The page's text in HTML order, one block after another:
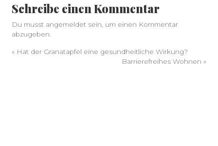
Schreibe einen Kommentar
Du musst angemeldet sein, um einen Kommentar
abzugeben.
« Hat der Granatapfel eine gesundheitliche Wirkung?
Barrierefreihes Wohnen »